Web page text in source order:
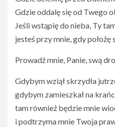
Gdzie oddalę się od Twego
Jeśli wstąpię do nieba, Ty
jesteś przy mnie, gdy położę
Prowadź mnie, Panie, swą
Gdybym wziął skrzydła
gdybym zamieszkał na
tam również będzie mnie
i podtrzyma mnie Twoja